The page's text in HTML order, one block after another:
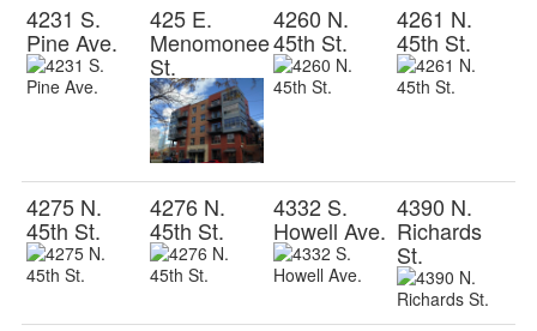
4231 S.
Pine Ave.
425 E.
Menomonee
St.
4260 N.
45th St.
4261 N.
45th St.
4275 N.
45th St.
4276 N.
45th St.
4332 S.
Howell Ave.
4390 N.
Richards
St.